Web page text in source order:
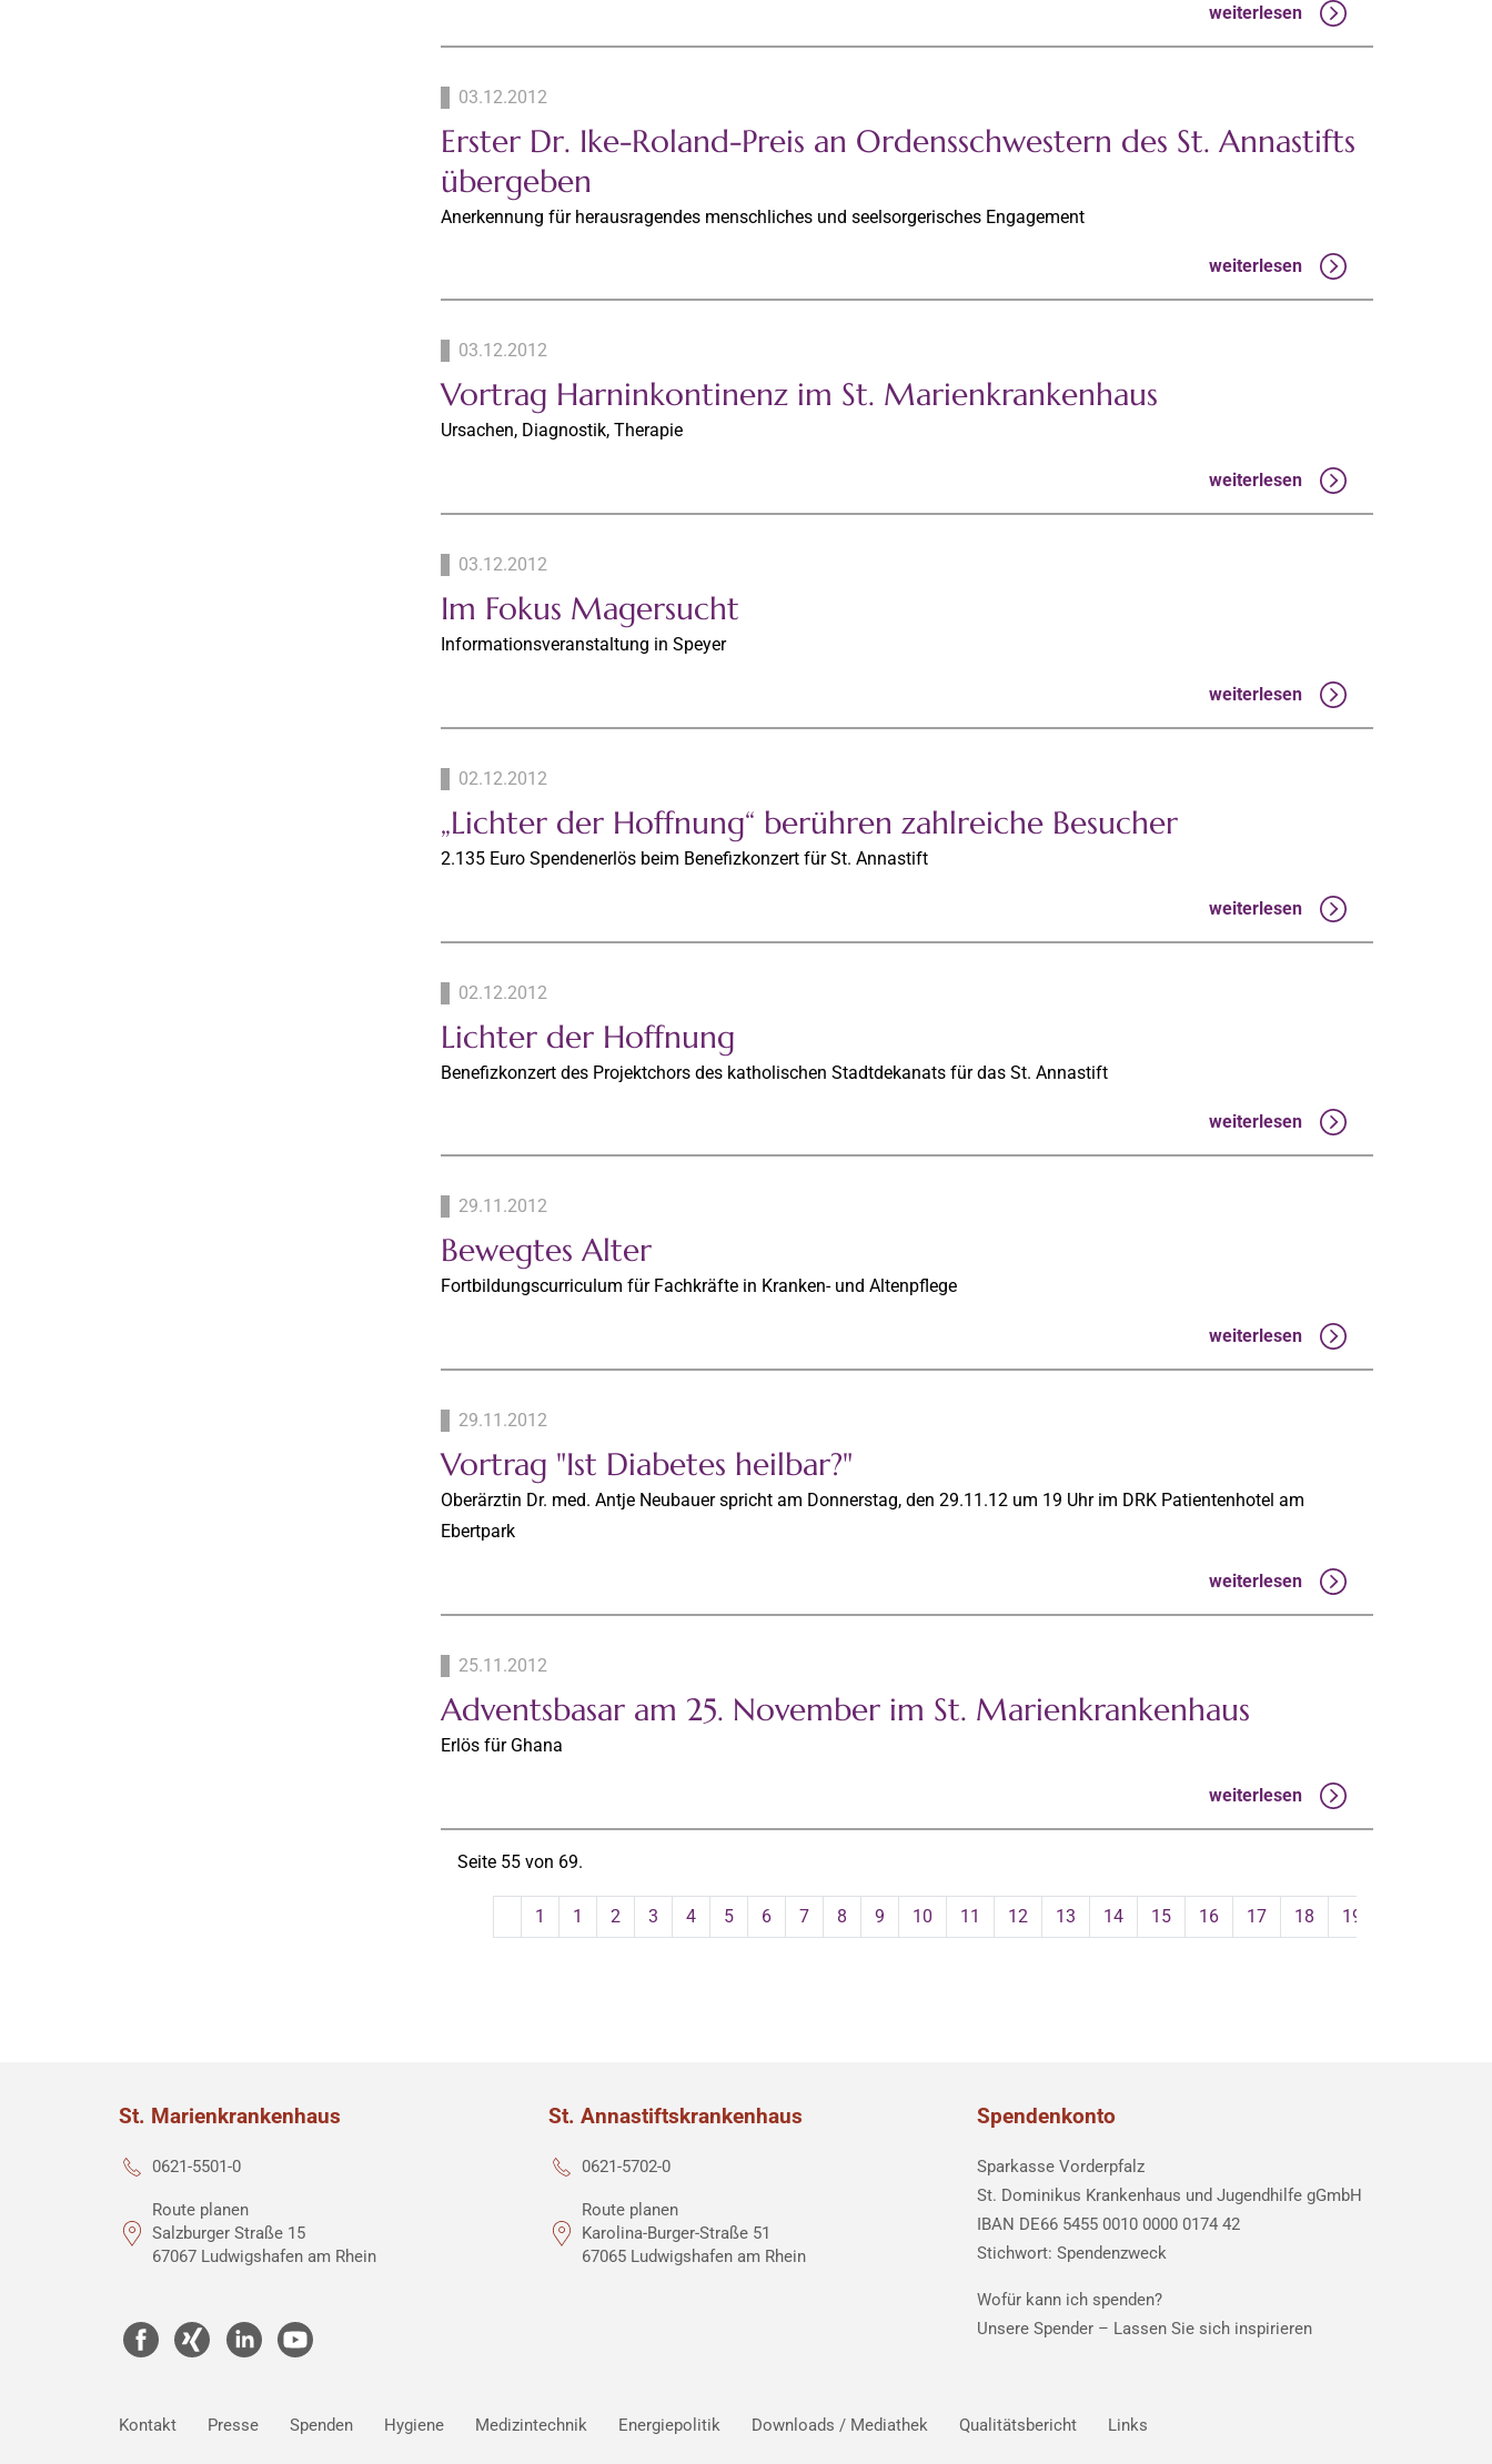
weiterlesen
03.12.2012
Erster Dr. Ike-Roland-Preis an Ordensschwestern des St. Annastifts
übergeben
Anerkennung für herausragendes menschliches und seelsorgerisches Engagement
weiterlesen
03.12.2012
Vortrag Harninkontinenz im St. Marienkrankenhaus
Ursachen, Diagnostik, Therapie
weiterlesen
03.12.2012
Im Fokus Magersucht
Informationsveranstaltung in Speyer
weiterlesen
02.12.2012
„Lichter der Hoffnung“ berühren zahlreiche Besucher
2.135 Euro Spendenerlös beim Benefizkonzert für St. Annastift
weiterlesen
02.12.2012
Lichter der Hoffnung
Benefizkonzert des Projektchors des katholischen Stadtdekanats für das St. Annastift
weiterlesen
29.11.2012
Bewegtes Alter
Fortbildungscurriculum für Fachkräfte in Kranken- und Altenpflege
weiterlesen
29.11.2012
Vortrag "Ist Diabetes heilbar?"
Oberärztin Dr. med. Antje Neubauer spricht am Donnerstag, den 29.11.12 um 19 Uhr im DRK Patientenhotel am
Ebertpark
weiterlesen
25.11.2012
Adventsbasar am 25. November im St. Marienkrankenhaus
Erlös für Ghana
weiterlesen
Seite 55 von 69.
1 1 2 3 4 5 6 7 8 9 10 11 12 13 14 15 16 17 18 19
St. Marienkrankenhaus
0621-5501-0
Route planen
Salzburger Straße 15
67067 Ludwigshafen am Rhein
St. Annastiftskrankenhaus
0621-5702-0
Route planen
Karolina-Burger-Straße 51
67065 Ludwigshafen am Rhein
Spendenkonto
Sparkasse Vorderpfalz
St. Dominikus Krankenhaus und Jugendhilfe gGmbH
IBAN DE66 5455 0010 0000 0174 42
Stichwort: Spendenzweck
Wofür kann ich spenden?
Unsere Spender – Lassen Sie sich inspirieren
Kontakt Presse Spenden Hygiene Medizintechnik Energiepolitik Downloads / Mediathek Qualitätsbericht Links